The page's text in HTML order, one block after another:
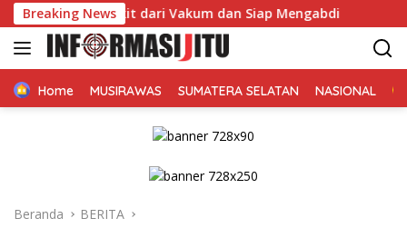
Langsung
ke
konten
Breaking News
Bangkit dari Vakum dan Siap Mengabdi Dikonfirmasi
Home MUSIRAWAS SUMATERA SELATAN NASIONAL
Beranda BERITA